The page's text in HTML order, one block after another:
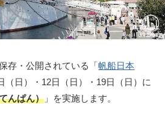
存・公開されている「帆船日本
（日）・12日（日）・19日（日）に
んぱん） 」を実施します。